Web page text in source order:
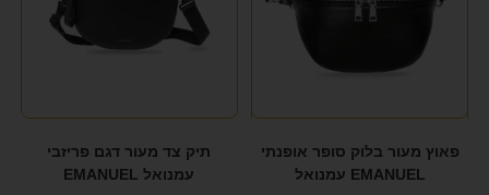
פאוץ מעור בלוק סופר אופנתי
EMANUEL עמנואל
תיק צד מעור דגם פריזבי
עמנואל EMANUEL